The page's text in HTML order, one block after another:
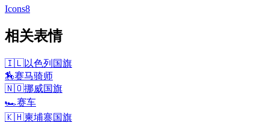
Icons8
相关表情
🇮🇱以色列国旗
🏇赛马骑师
🇳🇴挪威国旗
🏎️赛车
🇰🇭柬埔寨国旗